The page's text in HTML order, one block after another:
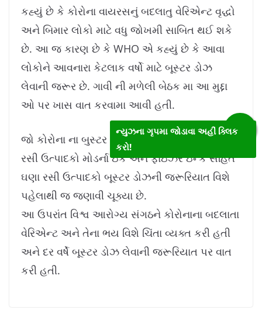
કહ્યું છે કે કોરોના વાયરસનું બદલાતુ વેરિએન્ટ વૃદ્ધો
અને બિમાર લોકો માટે વધુ જોખમી સાબિત થઈ શકે
છે. આ જ કારણ છે કે WHO એ કહ્યું છે કે આવા
લોકોને આવનારા કેટલાક વર્ષો માટે બૂસ્ટર ડોઝ
લેવાની જરૂર છે. ગાવી ની મળેલી બેઠક મા આ મુદ્દા
ઓ પર ખાસ વાત કરવામા આવી હતી.
જો કોરોના ના બુસ્ટર ડોઝ ની વાત કરવામા આવે તો
રસી ઉત્પાદકો મોડર્ના ઇંક અને ફાઇઝર ઇન્ક સહિત
ઘણા રસી ઉત્પાદકો બૂસ્ટર ડોઝની જરૂરિયાત વિશે
પહેલાથી જ જણાવી ચૂક્યા છે.
આ ઉપરાંત વિશ્વ આરોગ્ય સંગઠને કોરોનાના બદલાતા
વેરિએન્ટ અને તેના ભય વિશે ચિંતા વ્યક્ત કરી હતી
અને દર વર્ષે બૂસ્ટર ડોઝ લેવાની જરૂરિયાત પર વાત
કરી હતી.
ન્યુઝના ગૃપમા જોડાવા અહીં ક્લિક
કરો!